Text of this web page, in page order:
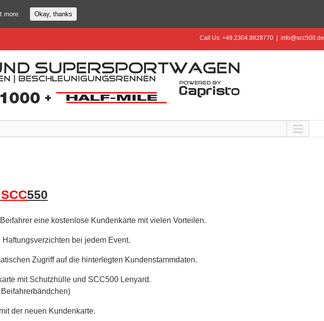
Call Us: +49.2304.9828770 info@scc500.de
SCC550
eine kostenlose Kundenkarte mit vielen Vorteilen.
bei jedem Event.
Zugriff auf die hinterlegten Kundenstammdaten.
mit Schutzhülle und SCC500 Lenyard.
der neuen Kundenkarte.
more. Okay, thanks